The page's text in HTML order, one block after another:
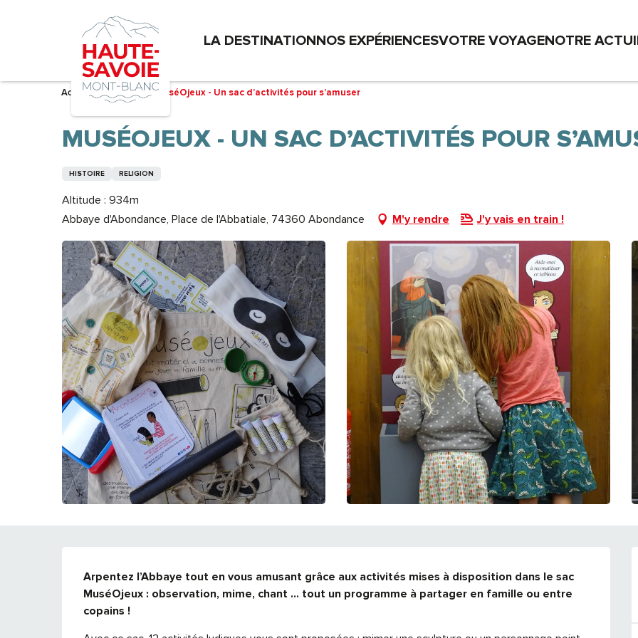
LA DESTINATIONNOS EXPÉRIENCESVOTRE VOYAGENOTRE ACTU
Accueil – Je prépare MuséOjeux - Un sac d’activités pour s’amuser
MUSÉOJEUX - UN SAC D’ACTIVITÉS POUR
HISTOIRE RELIGION
Altitude : 934m
Abbaye d'Abondance, Place de l'Abbatiale, 74360 Abondance
M'y rendre J'y vais en train !
DESCRIPTION
Arpentez l’Abbaye tout en vous amusant grâce aux activités mises à disposition dans le sac
MuséOjeux : observation, mime, chant … tout un programme à partager en famille ou entre
copains !